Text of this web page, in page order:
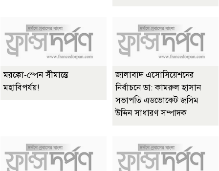
মরক্কো-স্পেন সীমান্তে
মহাবিপর্যয়!
জালাবাদ এসোসিয়েশনের
নির্বাচনে ডা: কামরুল হাসান
সভাপতি এডভোকেট জসিম
উদ্দিন সাধারণ সম্পাদক